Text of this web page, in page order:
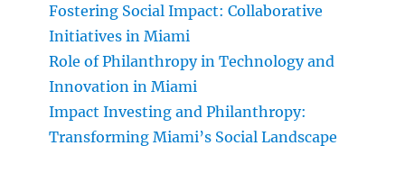
Fostering Social Impact: Collaborative
Initiatives in Miami
Role of Philanthropy in Technology and
Innovation in Miami
Impact Investing and Philanthropy:
Transforming Miami’s Social Landscape